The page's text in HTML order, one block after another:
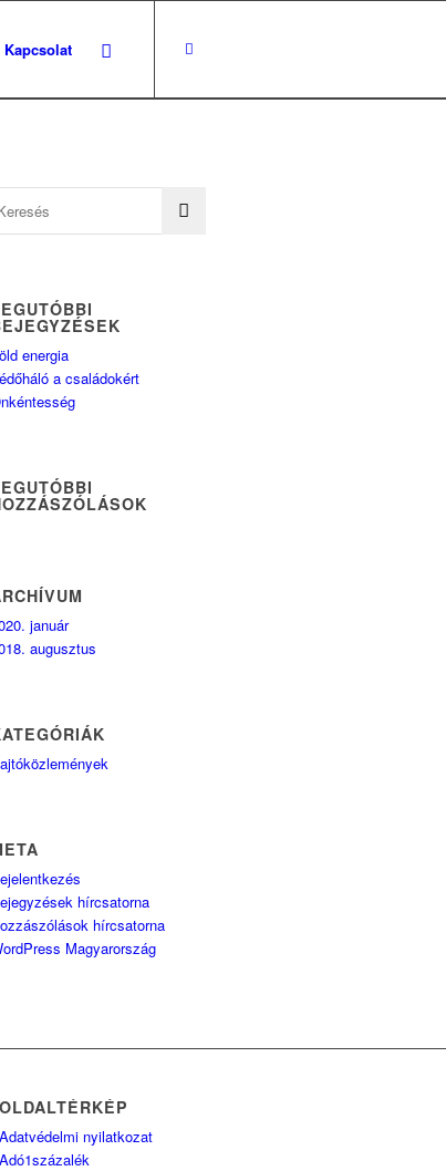
Kapcsolat
energia
a családokért
január
augusztus
hírcsatorna
hírcsatorna
Magyarország
OLDALTÉRKÉP
Adatvédelmi nyilatkozat
Adó1százalék